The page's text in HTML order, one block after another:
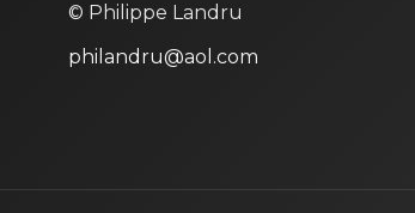
© Philippe Landru
philandru@aol.com